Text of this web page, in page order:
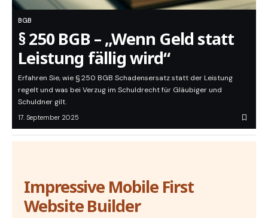
BGB
§ 250 BGB – „Wenn Geld statt
Leistung fällig wird“
Erfahren Sie, wie § 250 BGB Schadensersatz statt der Leistung
regelt und was bei Verzug im Schuldrecht für Gläubiger und
Schuldner gilt.
17. September 2025
Impressive Mobile First
Website Builder